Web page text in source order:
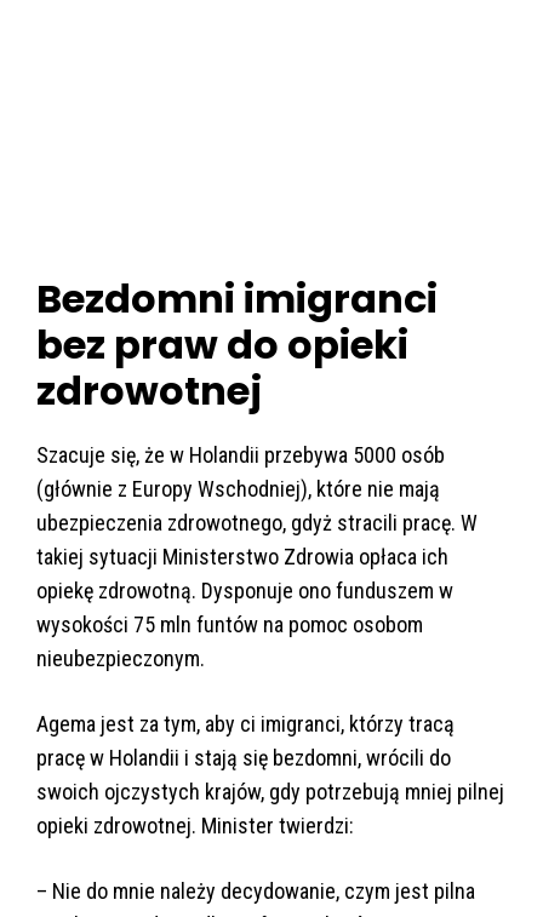
Bezdomni imigranci
bez praw do opieki
zdrowotnej
Szacuje się, że w Holandii przebywa 5000 osób
(głównie z Europy Wschodniej), które nie mają
ubezpieczenia zdrowotnego, gdyż stracili pracę. W
takiej sytuacji Ministerstwo Zdrowia opłaca ich
opiekę zdrowotną. Dysponuje ono funduszem w
wysokości 75 mln funtów na pomoc osobom
nieubezpieczonym.
Agema jest za tym, aby ci imigranci, którzy tracą
pracę w Holandii i stają się bezdomni, wrócili do
swoich ojczystych krajów, gdy potrzebują mniej pilnej
opieki zdrowotnej. Minister twierdzi:
– Nie do mnie należy decydowanie, czym jest pilna